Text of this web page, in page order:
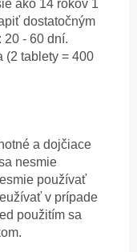
ako 14 rokov 1
dostatočným
20 - 60 dní.
(2 tablety = 400
a dojčiace
nesmie
používať
v prípade
použitím sa